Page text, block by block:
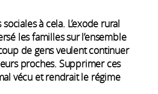
à cela. L’exode rural
les familles sur l’ensemble
de gens veulent continuer
proches. Supprimer ces
vécu et rendrait le régime